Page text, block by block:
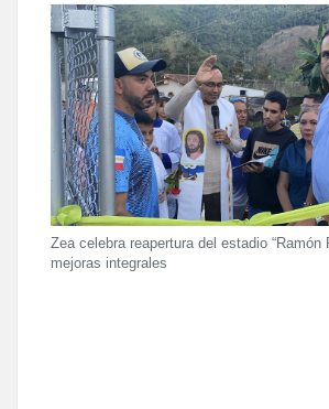
Zea celebra reapertura del estadio “Ramón
mejoras integrales